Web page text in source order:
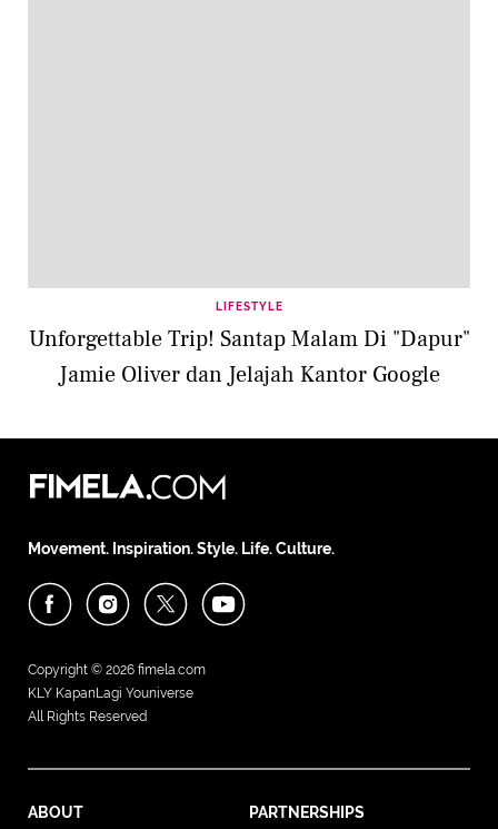
LIFESTYLE
Unforgettable Trip! Santap Malam Di "Dapur"
Jamie Oliver dan Jelajah Kantor Google
Movement. Inspiration. Style. Life. Culture.
Copyright © 2026 fimela.com
KLY KapanLagi Youniverse
All Rights Reserved
ABOUT PARTNERSHIPS